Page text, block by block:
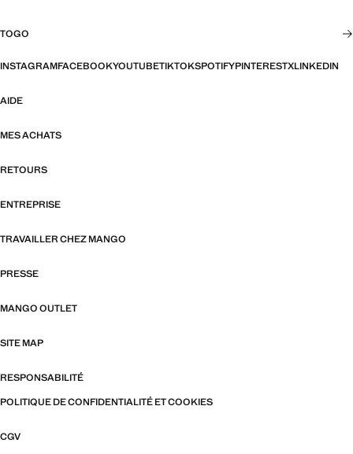
TOGO
INSTAGRAMFACEBOOKYOUTUBETIKTOKSPOTIFYPINTERESTXLINKEDIN
AIDE
MES ACHATS
RETOURS
ENTREPRISE
TRAVAILLER CHEZ MANGO
PRESSE
MANGO OUTLET
SITE MAP
RESPONSABILITÉ
POLITIQUE DE CONFIDENTIALITÉ ET COOKIES
CGV